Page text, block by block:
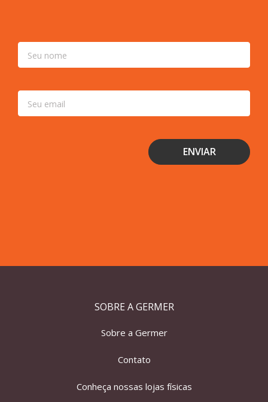
SOBRE A GERMER
Sobre a Germer
Contato
Conheça nossas lojas físicas